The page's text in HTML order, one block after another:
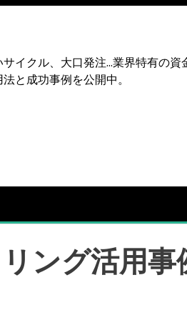
イクル、大口発注…業界特有の
と成功事例を公開中。
ング活用